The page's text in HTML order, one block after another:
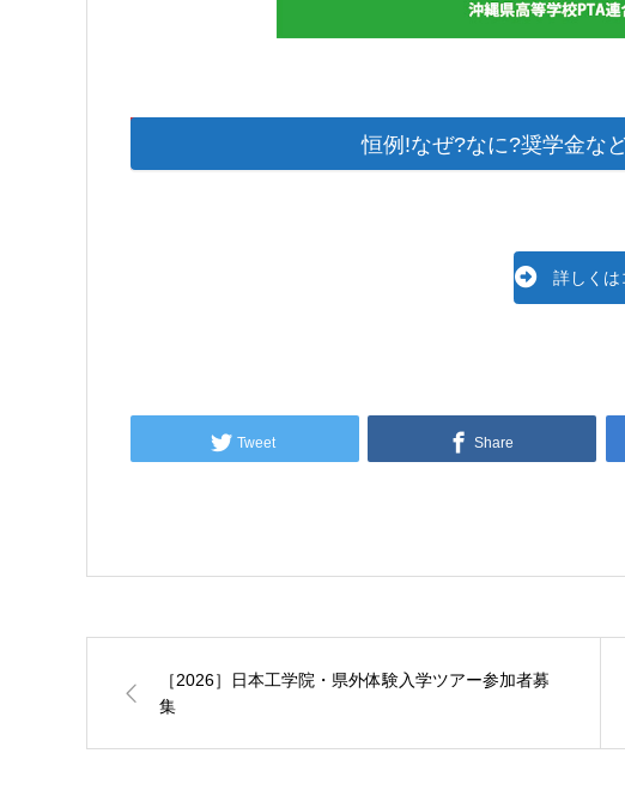
恒例!なぜ?なに?奨学金な
詳しくは
Tweet Share
［2026］日本工学院・県外体験入学ツアー参加者募
集